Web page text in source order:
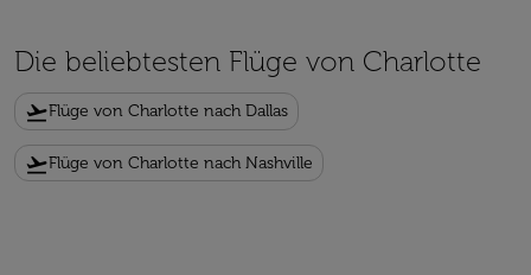
Die beliebtesten Flüge von Charlotte
flight_takeoffFlüge von Charlotte nach Dallas
flight_takeoffFlüge von Charlotte nach Nashville